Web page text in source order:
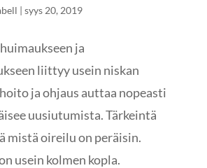
| syys 20, 2019
ja
liittyy usein niskan
ja ohjaus auttaa nopeasti
uusiutumista. Tärkeintä
mistä oireilu on peräisin.
usein kolmen kopla.